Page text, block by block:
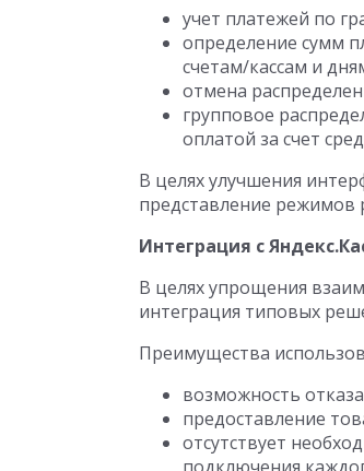
учет платежей по
определение сумм
счетам/кассам и
отмена
групповое
оплатой за счет
В целях улучшения
представление режимов
Интеграция с
В целях упрощения
интеграция типовых
Преимущества
возможность
предоставление
отсутствует